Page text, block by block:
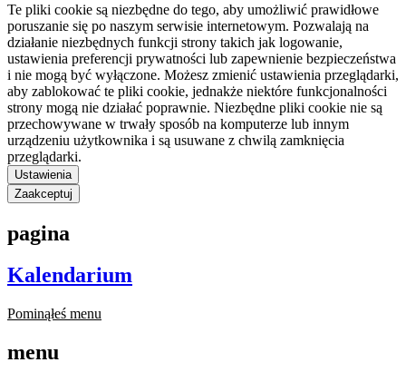
Te pliki cookie są niezbędne do tego, aby umożliwić prawidłowe
poruszanie się po naszym serwisie internetowym. Pozwalają na
działanie niezbędnych funkcji strony takich jak logowanie,
ustawienia preferencji prywatności lub zapewnienie bezpieczeństwa
i nie mogą być wyłączone. Możesz zmienić ustawienia przeglądarki,
aby zablokować te pliki cookie, jednakże niektóre funkcjonalności
strony mogą nie działać poprawnie. Niezbędne pliki cookie nie są
przechowywane w trwały sposób na komputerze lub innym
urządzeniu użytkownika i są usuwane z chwilą zamknięcia
przeglądarki.
Ustawienia
Zaakceptuj
pagina
Kalendarium
Pominąłeś menu
menu